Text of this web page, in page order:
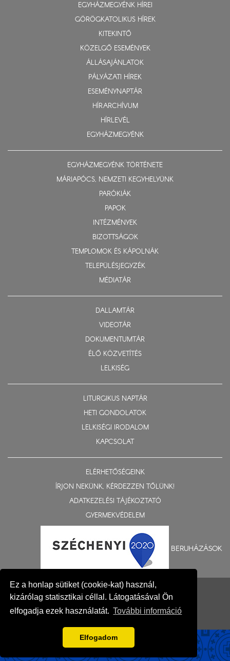
Ez a honlap sütiket (cookie-kat) használ,
kizárólag statisztikai céllal. Látogatásával Ön
elfogadja ezek használatát. További információ
Elfogadom
EGYHÁZMEGYÉNK HÍREI
GÖRÖGKATOLIKUS HÍREK
KITEKINTŐ
KÖZELGŐ ESEMÉNYEK
ÁLLÁSAJÁNLATOK
PÁLYÁZATI HÍREK
ESEMÉNYNAPTÁR
HÍRARCHÍVUM
HÍRLEVÉL
EGYHÁZMEGYÉNK
EGYHÁZMEGYÉNK TÖRTÉNETE
MÁRIAPÓCS, NEMZETI KEGYHELYÜNK
PARÓKIÁK
PAPOK
INTÉZMÉNYEK
BIZOTTSÁGOK
TEMPLOMOK ÉS KÁPOLNÁK
TELEPÜLÉSJEGYZÉK
MÉDIATÁR
DALLAMTÁR
VIDEOTÁR
DOKUMENTUMTÁR
ÉLŐ KÖZVETÍTÉS
LELKISÉG
LITURGIKUS NAPTÁR
HETI GONDOLATOK
LELKISÉGI IRODALOM
KAPCSOLAT
ELÉRHETŐSÉGEINK
ÍRJON NEKÜNK, KÉRDEZZEN TŐLÜNK!
ADATKEZELÉSI TÁJÉKOZTATÓ
GYERMEKVÉDELEM
BERUHÁZÁSOK
© 2015-2026 Nyíregyházi Egyházmegye
Impresszum
Fejlesztés: Gerner Attila, Zadubenszki Norbert